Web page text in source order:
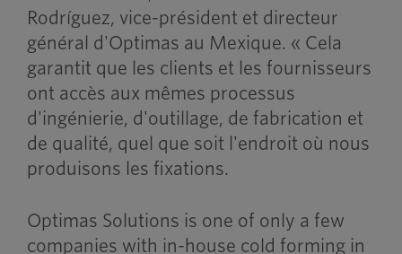
Rodríguez, vice-président et directeur
général d'Optimas au Mexique. « Cela
garantit que les clients et les fournisseurs
ont accès aux mêmes processus
d'ingénierie, d'outillage, de fabrication et
de qualité, quel que soit l'endroit où nous
produisons les fixations.
Optimas Solutions is one of only a few
companies with in-house cold forming in